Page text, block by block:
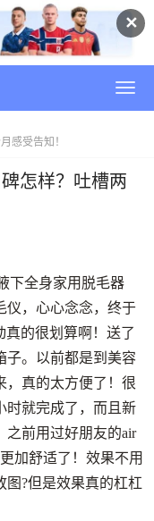
✕
感受告知！
怎样？吐槽两
下全身家用脱毛器
仪，心心念念，终于
真的很划算啊！送了
子。以前都是到美容
，真的太方便了！很
时就完成了，而且新
前用过好朋友的air
加舒适了！效果不用
?但是效果真的杠杠